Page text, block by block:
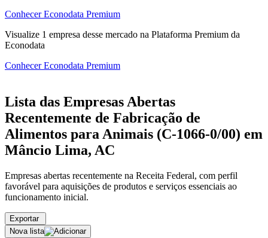
Conhecer Econodata Premium
Visualize 1 empresa desse mercado na Plataforma Premium da
Econodata
Conhecer Econodata Premium
Lista das Empresas Abertas
Recentemente de Fabricação de
Alimentos para Animais (C-1066-0/00) em
Mâncio Lima, AC
Empresas abertas recentemente na Receita Federal, com perfil
favorável para aquisições de produtos e serviços essenciais ao
funcionamento inicial.
Exportar
Nova lista